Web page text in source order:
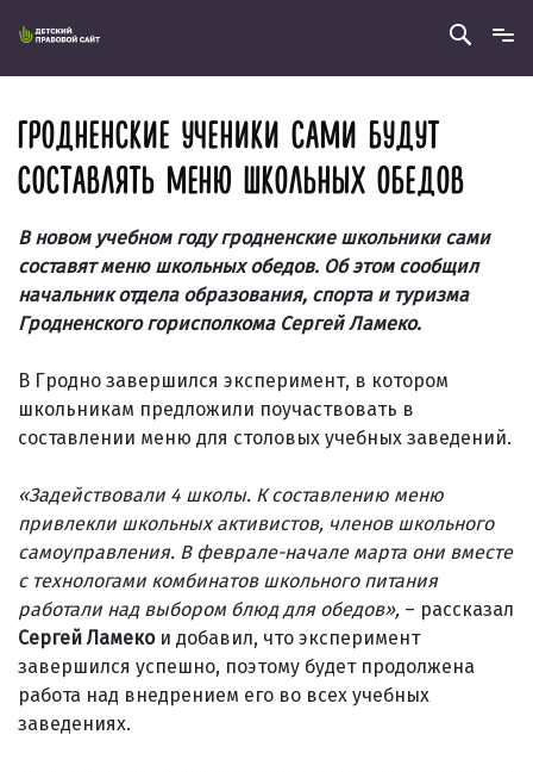
ГРОДНЕНСКИЕ УЧЕНИКИ САМИ БУДУТ
СОСТАВЛЯТЬ МЕНЮ ШКОЛЬНЫХ ОБЕДОВ
В новом учебном году гродненские школьники сами
составят меню школьных обедов. Об этом сообщил
начальник отдела образования, спорта и туризма
Гродненского горисполкома Сергей Ламеко.
В Гродно завершился эксперимент, в котором
школьникам предложили поучаствовать в
составлении меню для столовых учебных заведений.
«Задействовали 4 школы. К составлению меню
привлекли школьных активистов, членов школьного
самоуправления. В феврале-начале марта они вместе
с технологами комбинатов школьного питания
работали над выбором блюд для обедов», – рассказал
Сергей Ламекои добавил, что эксперимент
завершился успешно, поэтому будет продолжена
работа над внедрением его во всех учебных
заведениях.